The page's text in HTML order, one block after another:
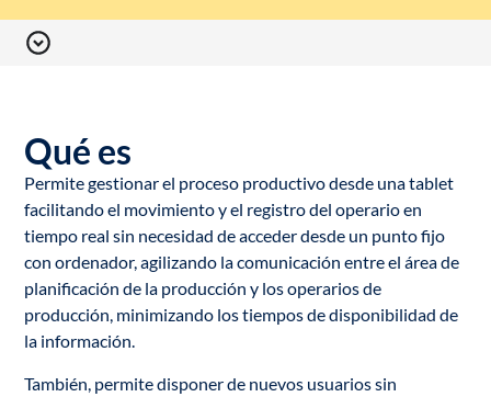
Qué es
Permite gestionar el proceso productivo desde una tablet
facilitando el movimiento y el registro del operario en
tiempo real sin necesidad de acceder desde un punto fijo
con ordenador, agilizando la comunicación entre el área de
planificación de la producción y los operarios de
producción, minimizando los tiempos de disponibilidad de
la información.
También, permite disponer de nuevos usuarios sin